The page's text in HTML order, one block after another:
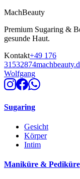
MachBeauty
Premium Sugaring &
gesunde Haut.
Kontakt+49 176
31532874
Wolfgang
Sugaring
Gesicht
Körper
Intim
Maniküre & Pediküre